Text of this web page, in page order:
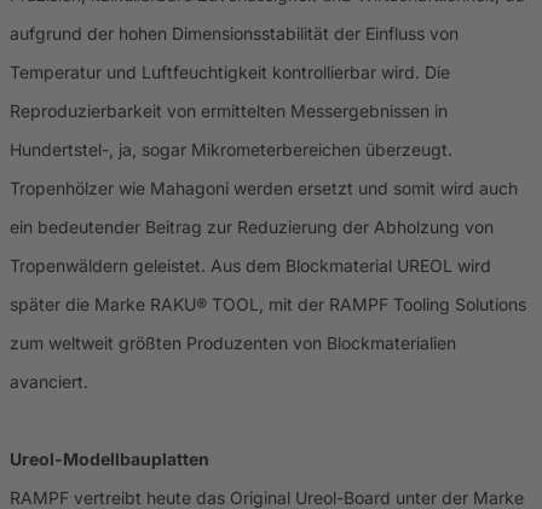
aufgrund der hohen Dimensionsstabilität der Einfluss von
Temperatur und Luftfeuchtigkeit kontrollierbar wird. Die
Reproduzierbarkeit von ermittelten Messergebnissen in
Hundertstel-, ja, sogar Mikrometerbereichen überzeugt.
Tropenhölzer wie Mahagoni werden ersetzt und somit wird auch
ein bedeutender Beitrag zur Reduzierung der Abholzung von
Tropenwäldern geleistet. Aus dem Blockmaterial UREOL wird
später die Marke RAKU® TOOL, mit der RAMPF Tooling Solutions
zum weltweit größten Produzenten von Blockmaterialien
avanciert.
Ureol-Modellbauplatten
RAMPF vertreibt heute das Original Ureol-Board unter der Marke